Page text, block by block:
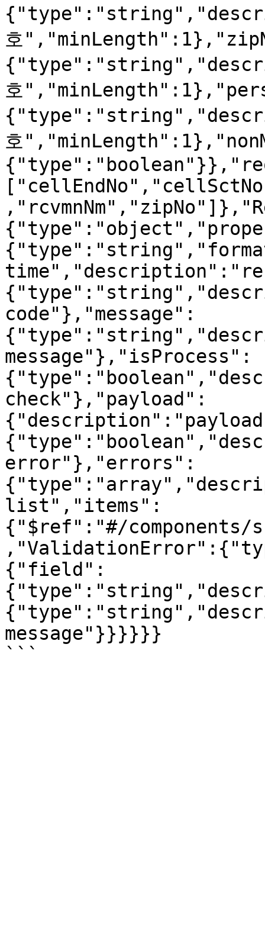
호
호
호
code"},"message":
message"},"isProcess":
check"},"payload":
error"},"errors":
list","items":
{"$ref":"#/components/
{"field":
message"}}}}}}